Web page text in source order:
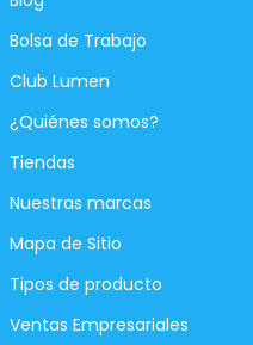
Bolsa de Trabajo
Club Lumen
¿Quiénes somos?
Tiendas
Nuestras marcas
Mapa de Sitio
Tipos de producto
Ventas Empresariales